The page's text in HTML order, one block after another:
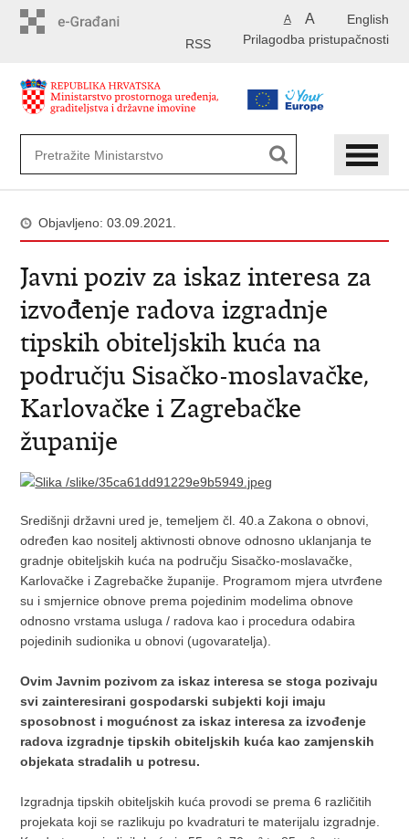
English
A A
Prilagodba pristupačnosti
RSS
Objavljeno: 03.09.2021.
Javni poziv za iskaz interesa za
izvođenje radova izgradnje
tipskih obiteljskih kuća na
području Sisačko-moslavačke,
Karlovačke i Zagrebačke
županije
Središnji državni ured je, temeljem čl. 40.a Zakona o obnovi,
određen kao nositelj aktivnosti obnove odnosno uklanjanja te
gradnje obiteljskih kuća na području Sisačko-moslavačke,
Karlovačke i Zagrebačke županije. Programom mjera utvrđene
su i smjernice obnove prema pojedinim modelima obnove
odnosno vrstama usluga / radova kao i procedura odabira
pojedinih sudionika u obnovi (ugovaratelja).
Ovim Javnim pozivom za iskaz interesa se stoga pozivaju
svi zainteresirani gospodarski subjekti koji imaju
sposobnost i mogućnost za iskaz interesa za izvođenje
radova izgradnje tipskih obiteljskih kuća kao zamjenskih
objekata stradalih u potresu.
Izgradnja tipskih obiteljskih kuća provodi se prema 6 različitih
projekata koji se razlikuju po kvadraturi te materijalu izgradnje.